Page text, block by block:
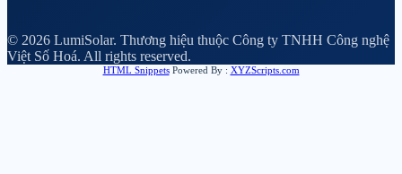
© 2026 LumiSolar. Thương hiệu thuộc Công ty TNHH Công nghệ
Việt Số Hoá. All rights reserved.
HTML SnippetsPowered By : XYZScripts.com